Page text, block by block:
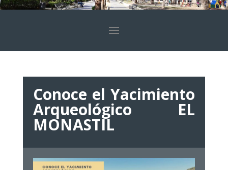
Conoce el Yacimiento
Arqueológico EL
MONASTIL